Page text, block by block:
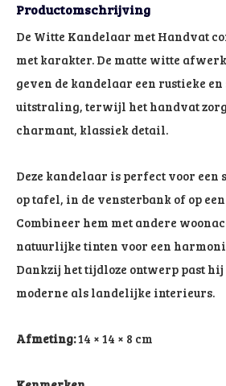
Productomschrijving
De Witte Kandelaar met Handvat
met karakter. De matte witte
geven de kandelaar een rustieke
uitstraling, terwijl het handvat
charmant, klassiek detail.
Deze kandelaar is perfect voor een
op tafel, in de vensterbank of op
Combineer hem met andere
natuurlijke tinten voor een
Dankzij het tijdloze ontwerp past
moderne als landelijke interieurs.
Afmeting:14 × 14 × 8 cm